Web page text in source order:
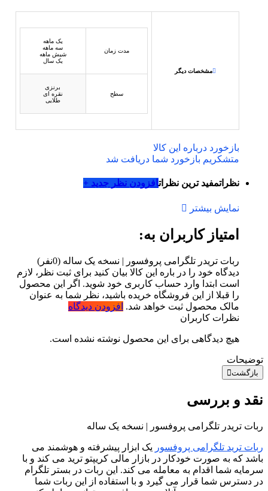
مشخصات دیگر
مدت زمان
یک ماهه
سه ماهه
شیش ماهه
یک سال
سطح
برنزی
نقره ای
طلایی
بازخورد درباره این کالا
متشکریم بازخورد شما دریافت شد
نظراتمفید ترین نظراتافزودن نظر جدید +
نمایش بیشتر
امتیاز کاربران به:
ربات تریدر تلگرامی پروفسور | نسخه یک ساله (0نفر)
دیدگاه خود را در باره این کالا بیان کنید برای ثبت نظر، لازم
است ابتدا وارد حساب کاربری خود شوید. اگر این محصول
را قبلا از این فروشگاه خریده باشید، نظر شما به عنوان
مالک محصول ثبت خواهد شد. افزودن دیدگاه
نظرات کاربران
هیچ دیدگاهی برای این محصول نوشته نشده است.
توضیحات
بازگشت
نقد و بررسی
ربات تریدر تلگرامی پروفسور | نسخه یک ساله
ربات ترید تلگرامی پروفسور یک ابزار پیشرفته و هوشمند می
باشد که به صورت خودکار در بازار مالی کریپتو ترید می کند و با
سرمایه شما اقدام به معامله می کند. این ربات در بستر تلگرام
در دسترس شما قرار می گیرد و با استفاده از این ربات شما